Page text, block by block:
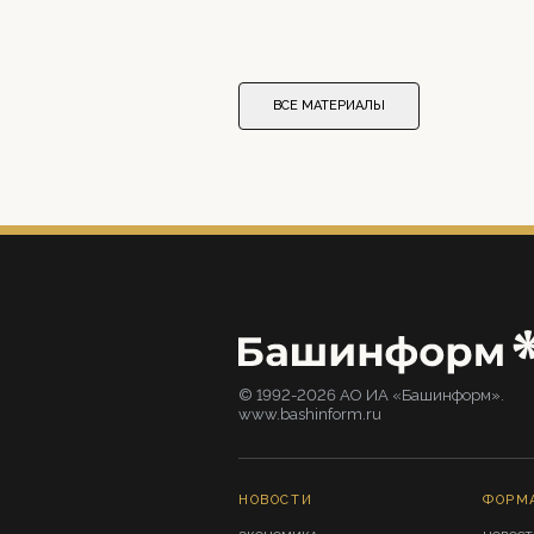
ВСЕ МАТЕРИАЛЫ
© 1992-2026 АО ИА «Башинформ».
www.bashinform.ru
НОВОСТИ